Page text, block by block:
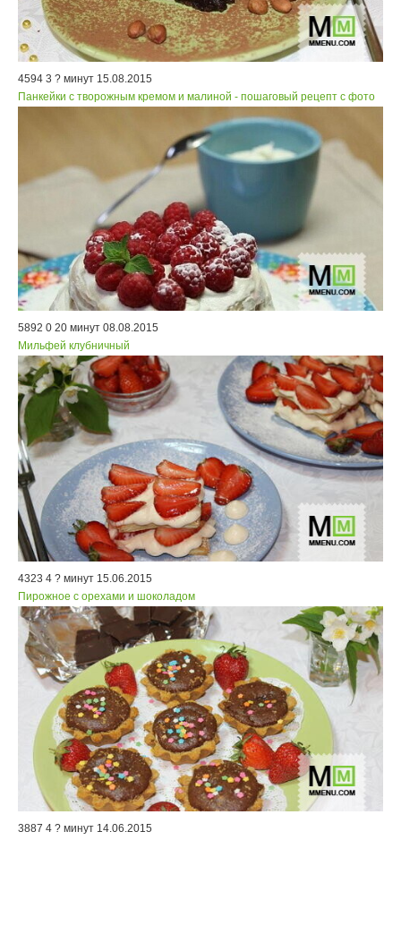
4594 3 ? минут 15.08.2015
Панкейки с творожным кремом и малиной - пошаговый рецепт с фото
5892 0 20 минут 08.08.2015
Мильфей клубничный
4323 4 ? минут 15.06.2015
Пирожное с орехами и шоколадом
3887 4 ? минут 14.06.2015